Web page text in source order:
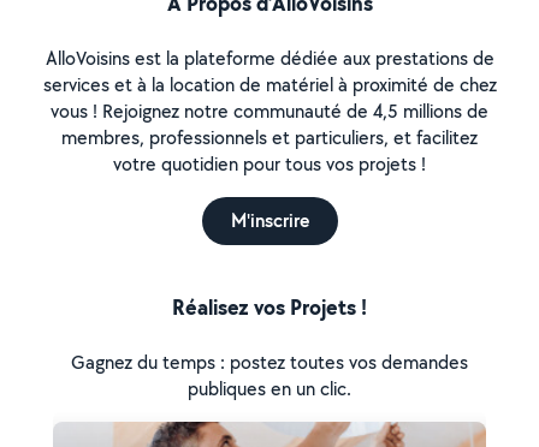
AlloVoisins est la plateforme dédiée aux prestations de
services et à la location de matériel à proximité de chez
vous ! Rejoignez notre communauté de 4,5 millions de
membres, professionnels et particuliers, et facilitez
votre quotidien pour tous vos projets !
M'inscrire
Réalisez vos Projets !
Gagnez du temps : postez toutes vos demandes
publiques en un clic.